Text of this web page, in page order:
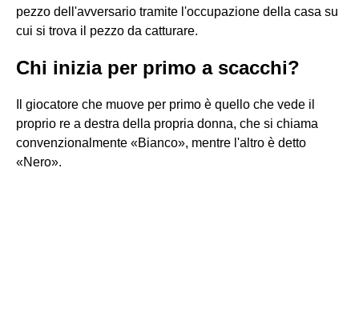
pezzo dell'avversario tramite l'occupazione della casa su
cui si trova il pezzo da catturare.
Chi inizia per primo a scacchi?
Il giocatore che muove per primo è quello che vede il
proprio re a destra della propria donna, che si chiama
convenzionalmente «Bianco», mentre l'altro è detto
«Nero».